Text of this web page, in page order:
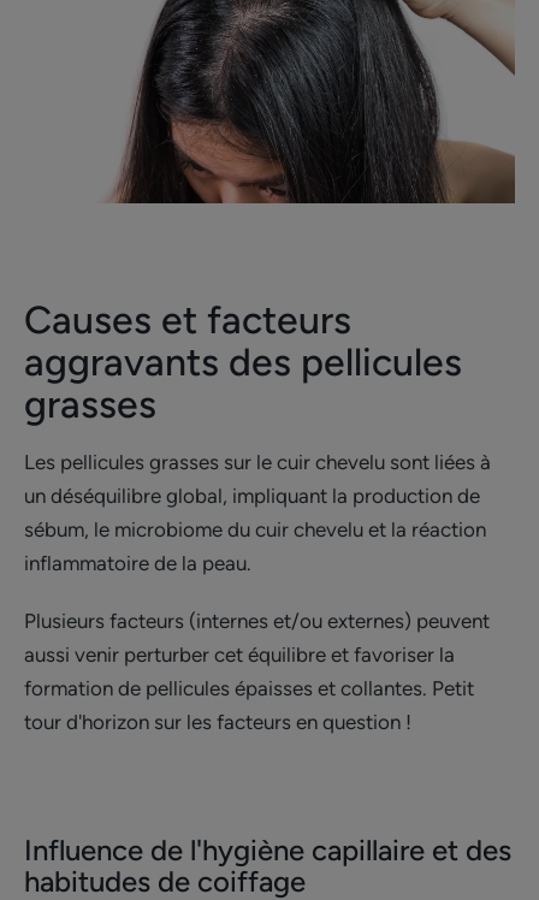
Causes et facteurs
aggravants des pellicules
grasses
Les pellicules grasses sur le cuir chevelu sont liées à
un déséquilibre global, impliquant la production de
sébum, le microbiome du cuir chevelu et la réaction
inflammatoire de la peau.
Plusieurs facteurs (internes et/ou externes) peuvent
aussi venir perturber cet équilibre et favoriser la
formation de pellicules épaisses et collantes. Petit
tour d'horizon sur les facteurs en question !
Influence de l'hygiène capillaire et des
habitudes de coiffage